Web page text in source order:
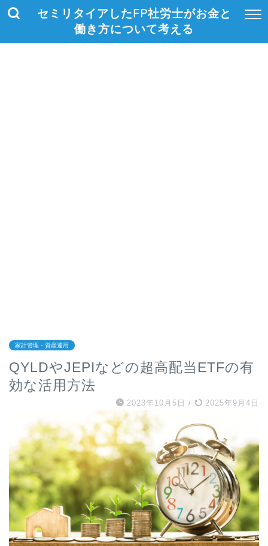
セミリタイアしたFP社労士がお金と
働き方について考える
家計管理・資産運用
QYLDやJEPIなどの超高配当ETFの有
効な活用方法
2023年10月5日 / 2025年9月4日